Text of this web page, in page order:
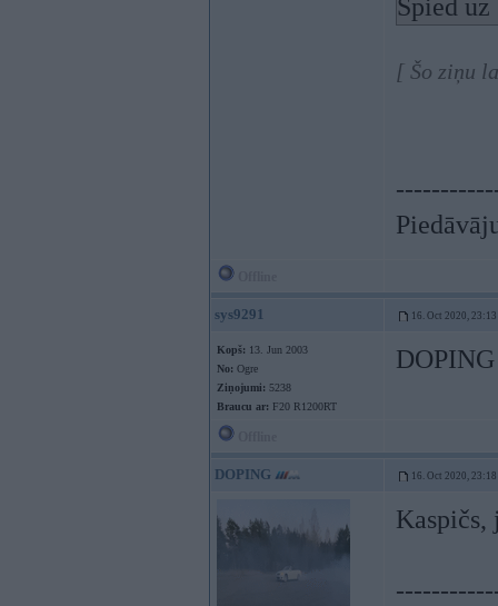
Spied
[ Šo ziņu
sys9291 16. Oct 2020, 23:13
Kopš: 13. Jun 2003
No: Ogre
Ziņojumi: 5238
Braucu ar: F20 R1200RT
DOPING 16. Oct 2020, 23:18
Kaspičs,